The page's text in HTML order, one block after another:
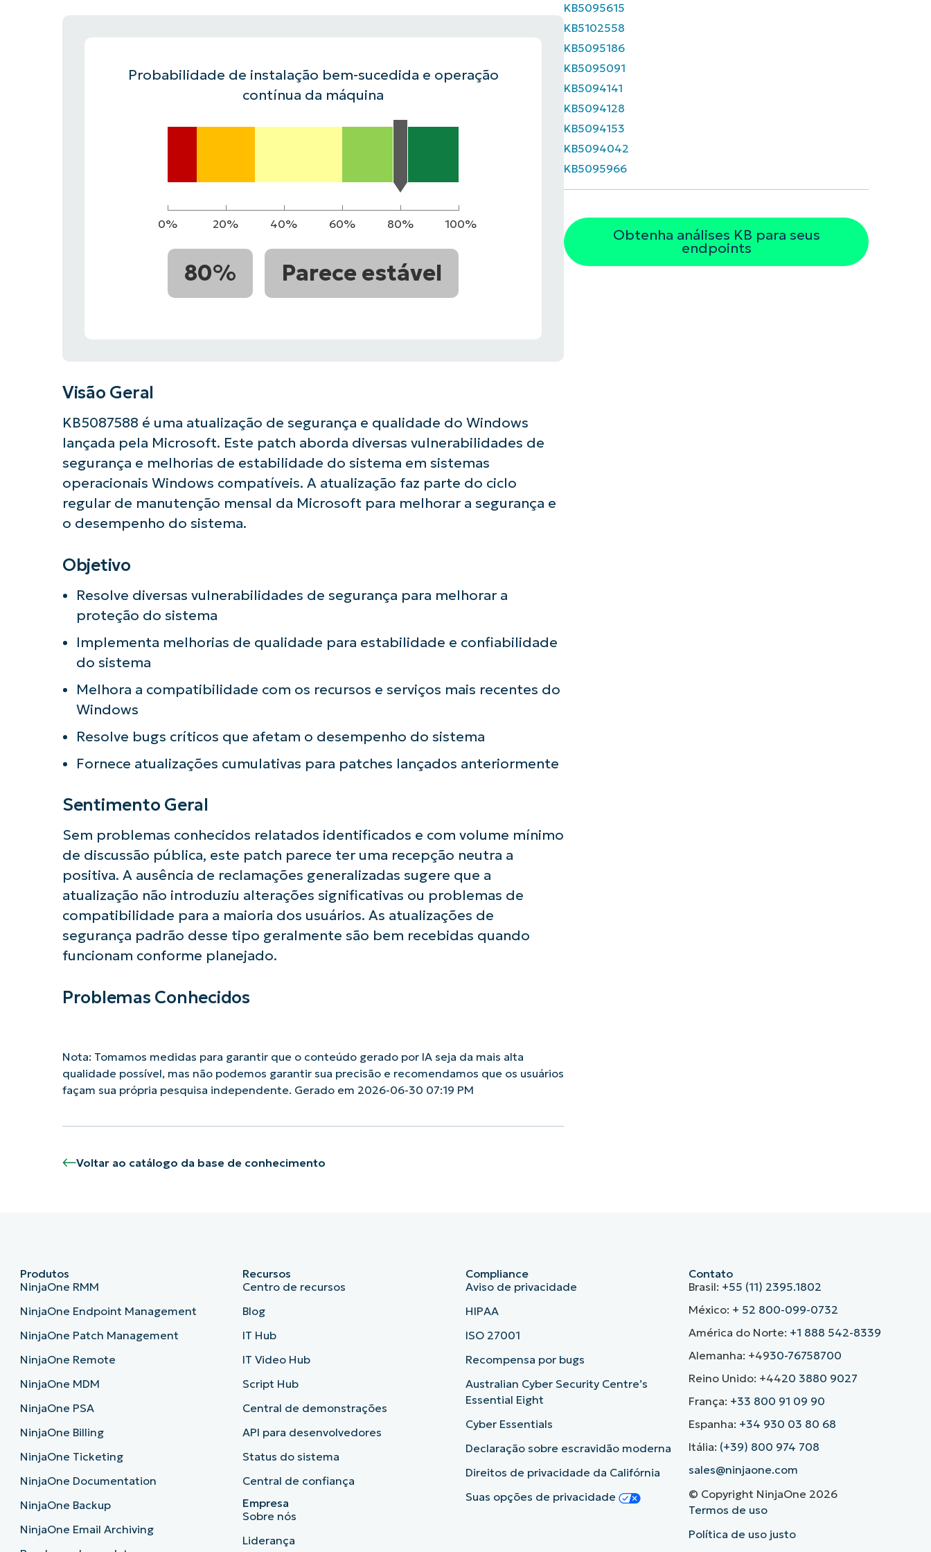
Probabilidade de instalação bem-sucedida e operação
contínua da máquina
0% 20% 40% 60% 80% 100%
80% Parece estável
Visão Geral
KB5087588 é uma atualização de segurança e qualidade do Windows
lançada pela Microsoft. Este patch aborda diversas vulnerabilidades de
segurança e melhorias de estabilidade do sistema em sistemas
operacionais Windows compatíveis. A atualização faz parte do ciclo
regular de manutenção mensal da Microsoft para melhorar a segurança e
o desempenho do sistema.
Objetivo
Resolve diversas vulnerabilidades de segurança para melhorar a
proteção do sistema
Implementa melhorias de qualidade para estabilidade e confiabilidade
do sistema
Melhora a compatibilidade com os recursos e serviços mais recentes do
Windows
Resolve bugs críticos que afetam o desempenho do sistema
Fornece atualizações cumulativas para patches lançados anteriormente
Sentimento Geral
Sem problemas conhecidos relatados identificados e com volume mínimo
de discussão pública, este patch parece ter uma recepção neutra a
positiva. A ausência de reclamações generalizadas sugere que a
atualização não introduziu alterações significativas ou problemas de
compatibilidade para a maioria dos usuários. As atualizações de
segurança padrão desse tipo geralmente são bem recebidas quando
funcionam conforme planejado.
Problemas Conhecidos
Nota: Tomamos medidas para garantir que o conteúdo gerado por IA seja da mais alta
qualidade possível, mas não podemos garantir sua precisão e recomendamos que os usuários
façam sua própria pesquisa independente. Gerado em 2026-06-30 07:19 PM
Voltar ao catálogo da base de conhecimento
KB5095615
KB5102558
KB5095186
KB5095091
KB5094141
KB5094128
KB5094153
KB5094042
KB5095966
Obtenha análises KB para seus
endpoints
and
last
email*
number*
País
Produtos
NinjaOne RMM
NinjaOne Endpoint Management
NinjaOne Patch Management
NinjaOne Remote
NinjaOne MDM
NinjaOne PSA
NinjaOne Billing
NinjaOne Ticketing
NinjaOne Documentation
NinjaOne Backup
NinjaOne Email Archiving
Recursos
Centro de recursos
Blog
IT Hub
IT Video Hub
Script Hub
Central de demonstrações
API para desenvolvedores
Status do sistema
Central de confiança
Empresa
Sobre nós
Liderança
Compliance
Aviso de privacidade
HIPAA
ISO 27001
Recompensa por bugs
Australian Cyber Security Centre’s
Essential Eight
Cyber Essentials
Declaração sobre escravidão moderna
Direitos de privacidade da Califórnia
Suas opções de privacidade
Contato
Brasil: +55 (11) 2395.1802
México: + 52 800-099-0732
América do Norte: +1 888 542-8339
Alemanha: +4930-76758700
Reino Unido: +4420 3880 9027
França: +33 800 91 09 90
Espanha: +34 930 03 80 68
Itália: (+39) 800 974 708
sales@ninjaone.com
© Copyright NinjaOne 2026
Termos de uso
Política de uso justo